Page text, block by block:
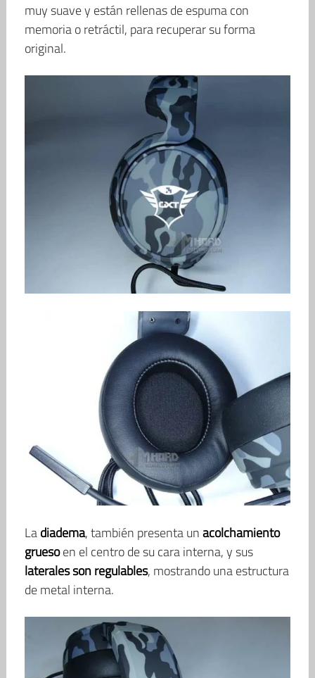
muy suave y están rellenas de espuma con
memoria o retráctil, para recuperar su forma
original.
Ladiadema, también presenta unacolchamiento
gruesoen el centro de su cara interna, y sus
laterales son regulables, mostrando una estructura
de metal interna.